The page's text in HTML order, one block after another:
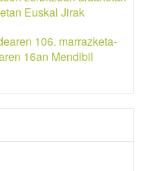
Euskal Jirak
106. marrazketa-
16an Mendibil